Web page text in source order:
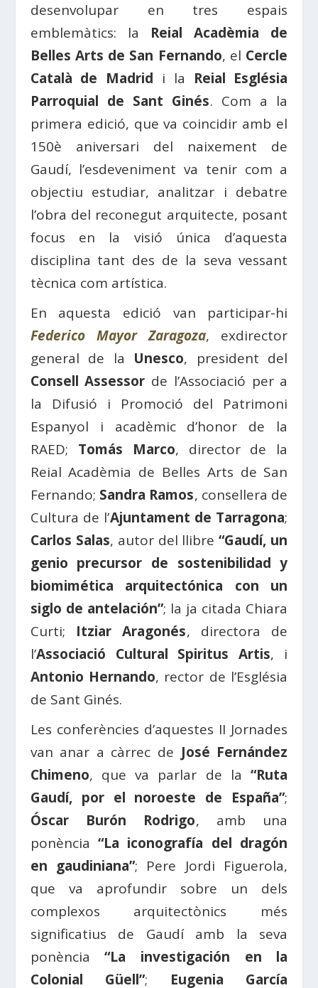
desenvolupar en tres espais
emblemàtics: la Reial Acadèmia de
Belles Arts de San Fernando, el Cercle
Català de Madrid i la Reial Església
Parroquial de Sant Ginés. Com a la
primera edició, que va coincidir amb el
150è aniversari del naixement de
Gaudí, l’esdeveniment va tenir com a
objectiu estudiar, analitzar i debatre
l’obra del reconegut arquitecte, posant
focus en la visió única d’aquesta
disciplina tant des de la seva vessant
tècnica com artística.
En aquesta edició van participar-hi
Federico Mayor Zaragoza, exdirector
general de la Unesco, president del
Consell Assessor de l’Associació per a
la Difusió i Promoció del Patrimoni
Espanyol i acadèmic d’honor de la
RAED; Tomás Marco, director de la
Reial Acadèmia de Belles Arts de San
Fernando; Sandra Ramos, consellera de
Cultura de l’Ajuntament de Tarragona;
Carlos Salas, autor del llibre“Gaudí, un
genio precursor de sostenibilidad y
biomimética arquitectónica con un
siglo de antelación”; la ja citada Chiara
Curti; Itziar Aragonés, directora de
l’Associació Cultural Spiritus Artis, i
Antonio Hernando, rector de l’Església
de Sant Ginés.
Les conferències d’aquestes II Jornades
van anar a càrrec de José Fernández
Chimeno, que va parlar de la“Ruta
Gaudí, por el noroeste de España”;
Óscar Burón Rodrigo, amb una
ponència“La iconografía del dragón
en gaudiniana”; Pere Jordi Figuerola,
que va aprofundir sobre un dels
complexos arquitectònics més
significatius de Gaudí amb la seva
ponència“La investigación en la
Colonial Güell”; Eugenia García